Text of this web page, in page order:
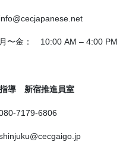
info@cecjapanese.net
月〜金： 10:00 AM – 4:00 PM
導 新宿推進員室
7179-6806